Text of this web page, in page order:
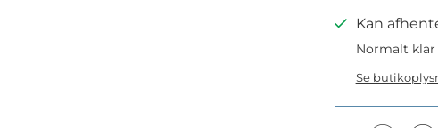
Kan
Normalt klar
Se